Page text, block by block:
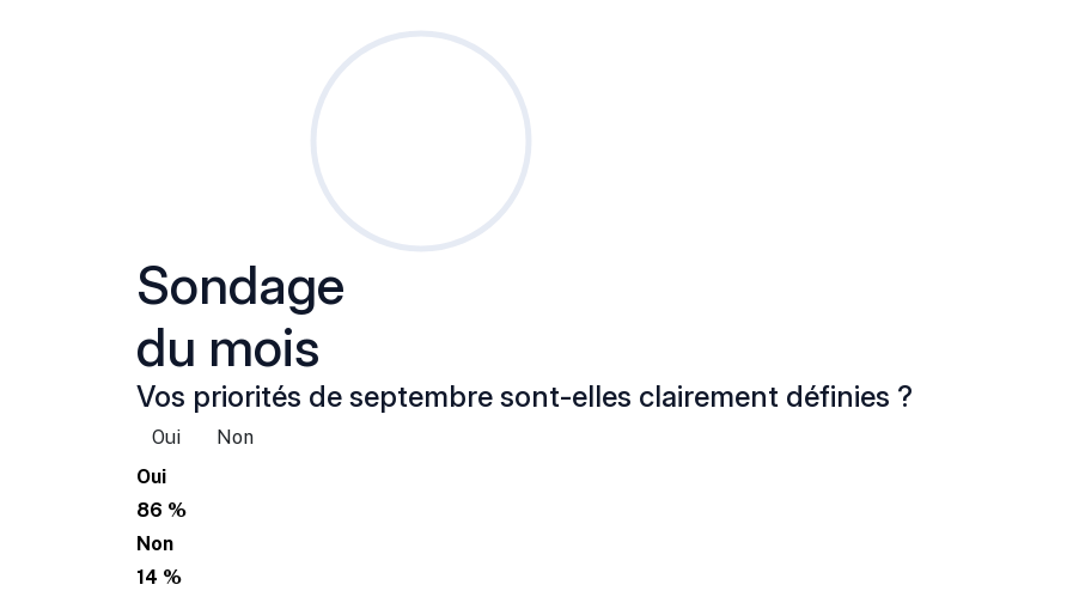
Sondage
du mois
Vos priorités de septembre sont-elles clairement définies ?
Oui
Non
Oui
86 %
Non
14 %